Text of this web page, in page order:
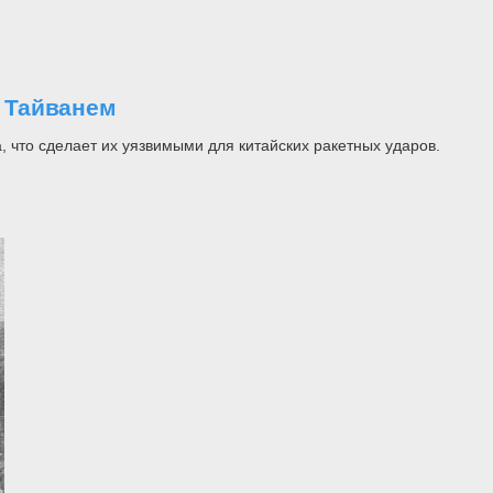
сделает их уязвимыми для китайских ракетных ударов.